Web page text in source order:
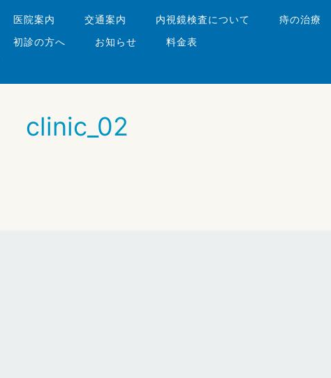
医院案内 交通案内 内視鏡検査について
痔の治療
初診の方へ お知らせ
料金表
clinic_02